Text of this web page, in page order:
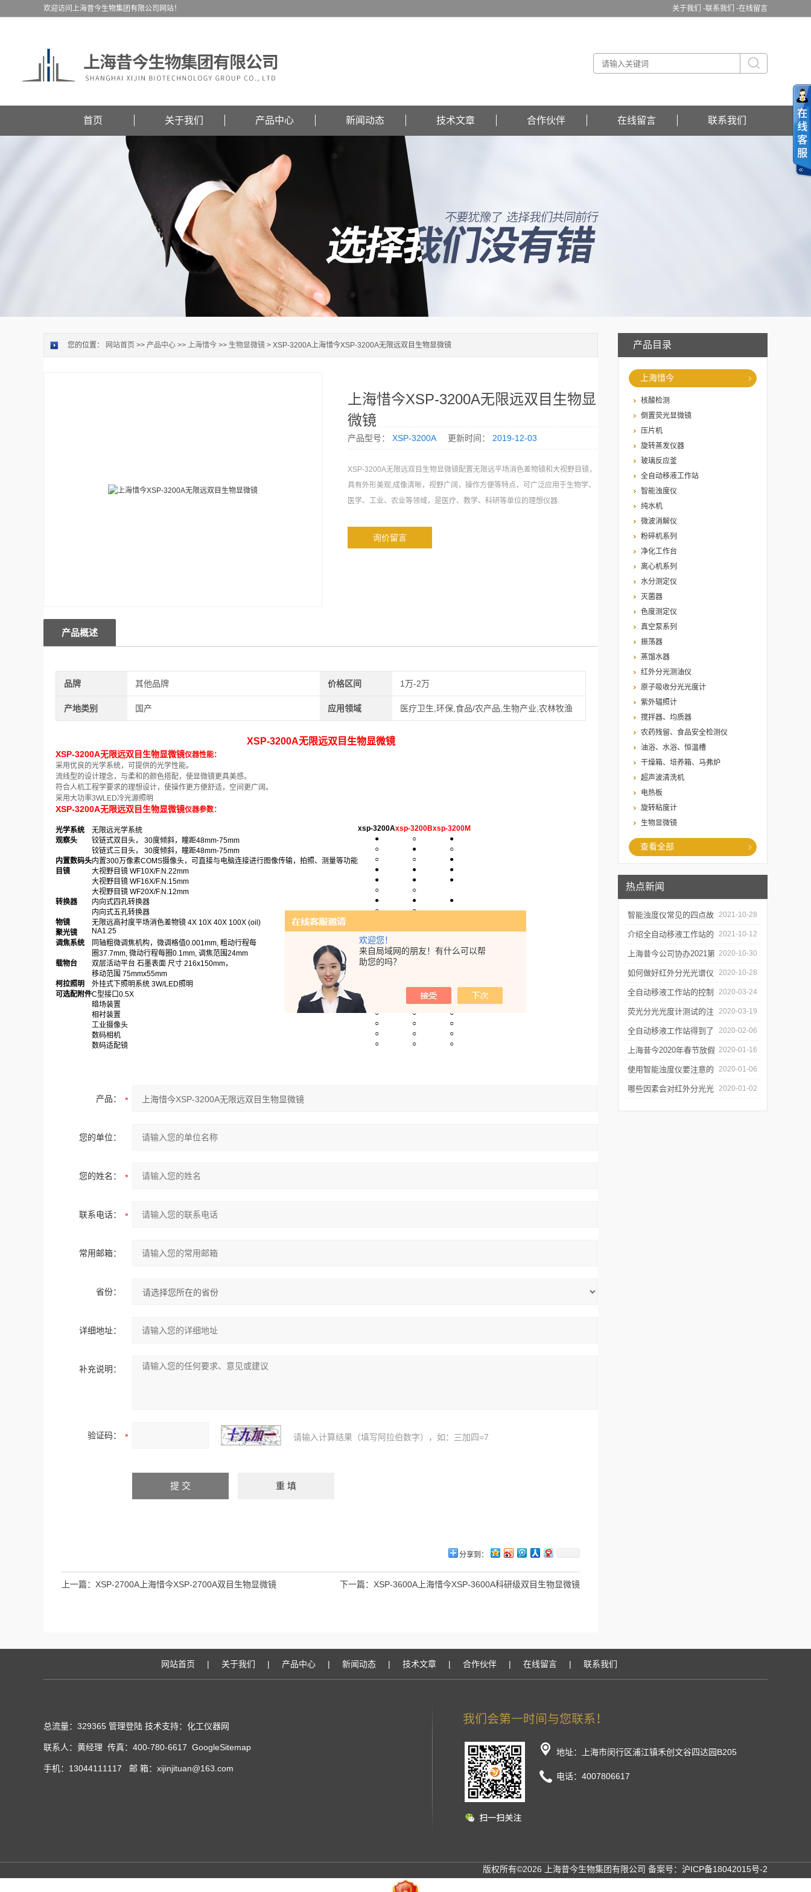
欢迎您！
来自局域网的朋友！有什么可以帮
助您的吗？
关于我们 -联系我们 -在线留言
欢迎访问上海昔今生物集团有限公司网站！
首页 关于我们 产品中心 新闻动态 技术文章 合作伙伴 在线留言 联系我们
产品目录
上海惜今
核酸检测
倒置荧光显微镜
压片机
旋转蒸发仪器
玻璃反应釜
全自动移液工作站
智能浊度仪
纯水机
微波消解仪
粉碎机系列
净化工作台
离心机系列
水分测定仪
灭菌器
色度测定仪
真空泵系列
振荡器
蒸馏水器
红外分光测油仪
原子吸收分光光度计
紫外辐照计
搅拌器、均质器
农药残留、食品安全检测仪
油浴、水浴、恒温槽
干燥箱、培养箱、马弗炉
超声波清洗机
电热板
旋转粘度计
生物显微镜
查看全部
热点新闻
智能浊度仪常见的四点故
障
2021-10-28
介绍全自动移液工作站的
三种移液方式
2021-10-12
上海昔今公司协办2021第
二届上海沪助科研圈发展
年会
2020-10-30
如何做好红外分光光谱仪
的防潮工作
2020-10-28
全自动移液工作站的控制
软件有哪些特点
2020-03-24
荧光分光光度计测试的注
意事项有哪些
2020-03-19
全自动移液工作站得到了
广泛的应用
2020-02-06
上海昔今2020年春节放假
通知
2020-01-16
使用智能浊度仪要注意的
几个要点
2020-01-06
哪些因素会对红外分光光 2020-01-02
您的位置： 网站首页 >> 产品中心 >> 上海惜今 >> 生物显微镜 > XSP-3200A上海惜今XSP-3200A无限远双目生物显微镜
上海惜今XSP-3200A无限远双目生物显
微镜
产品型号： XSP-3200A 更新时间： 2019-12-03
XSP-3200A无限远双目生物显微镜配置无限远平场消色差物镜和大视野目镜，
具有外形美观,成像清晰，视野广阔，操作方便等特点，可广泛应用于生物学、
医学、工业、农业等领域，是医疗、教学、科研等单位的理想仪器.
询价留言
产品概述
品牌 其他品牌 价格区间 1万-2万
产地类别 国产 应用领域 医疗卫生,环保,食品/农产品,生物产业,农林牧渔
XSP-3200A无限远双目生物显微镜
XSP-3200A无限远双目生物显微镜仪器性能：
采用优良的光学系统，可提供的光学性能。
流线型的设计理念，与柔和的颜色搭配，使显微镜更具美感。
符合人机工程学要求的理想设计，使操作更方便舒适，空间更广阔。
采用大功率3WLED冷光源照明
XSP-3200A无限远双目生物显微镜仪器参数：
光学系统 无限远光学系统 xsp-3200Axsp-3200Bxsp-3200M
观察头
铰链式双目头， 30度倾斜，瞳距48mm-75mm ● ○
●
铰链式三目头， 30度倾斜，瞳距48mm-75mm
○ ●
○
内置数码头内置300万像素COMS摄像头，可直接与电脑连接进行图像传输，拍照、测量等功能 ○ ○
●
目镜
大视野目镜 WF10X/F.N.22mm ● ●
●
大视野目镜 WF16X/F.N.15mm
● ●
●
大视野目镜 WF20X/F.N.12mm
○
○
转换器
内向式四孔转换器 ● ●
●
内向式五孔转换器
○
○
物镜
无限远高衬度平场消色差物镜 4X 10X 40X 100X (oil)
聚光镜
NA1.25 ● ●
●
调焦系统
同轴粗微调焦机构，微调格值0.001mm, 粗动行程每
圈37.7mm, 微动行程每圈0.1mm, 调焦范围24mm
●
载物台
双层活动平台 石墨表面 尺寸 216x150mm，
移动范围 75mmx55mm
●
柯拉照明 外挂式下照明系统 3W/LED照明
可选配附件C型接口0.5X
暗场装置
○
○
相衬装置
○ ○
○
工业摄像头
○ ○
○
数码相机
○ ○
○
数码适配镜
○ ○ ○
产品：
您的单位：
您的姓名：
联系电话：
常用邮箱：
省份：
详细地址：
补充说明：
验证码： 请输入计算结果（填写阿拉伯数字），如：三加四=7
分享到：
上一篇： XSP-2700A上海惜今XSP-2700A双目生物显微镜 下一篇： XSP-3600A上海惜今XSP-3600A科研级双目生物显微镜
网站首页 | 关于我们 | 产品中心 | 新闻动态 | 技术文章 | 合作伙伴 | 在线留言 | 联系我们
总流量：329365 管理登陆 技术支持：化工仪器网
联系人：黄经理 传真：400-780-6617 GoogleSitemap
手机：13044111117 邮 箱：xijinjituan@163.com
地址：上海市闵行区浦江镇禾创文谷四达园B205
电话：4007806617
版权所有©2026 上海昔今生物集团有限公司 备案号： 沪ICP备18042015号-2